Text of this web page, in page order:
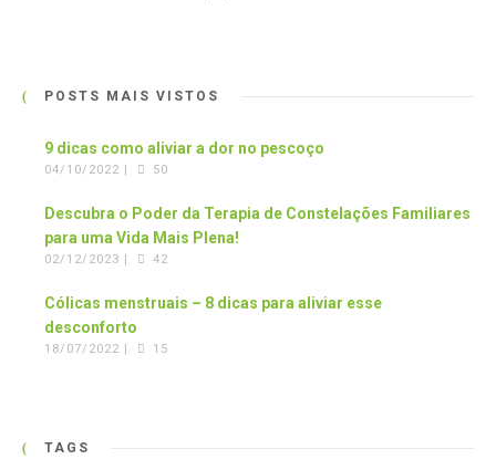
POSTS MAIS VISTOS
9 dicas como aliviar a dor no pescoço
04/10/2022 | 50
Descubra o Poder da Terapia de Constelações Familiares
para uma Vida Mais Plena!
02/12/2023 | 42
Cólicas menstruais – 8 dicas para aliviar esse
desconforto
18/07/2022 | 15
TAGS